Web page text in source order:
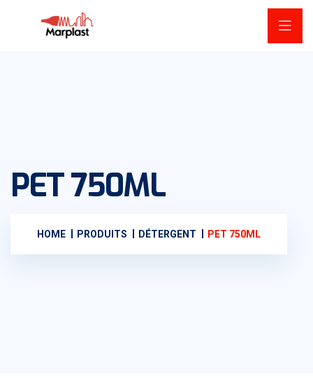
PET 750ML
HOME PRODUITS DÉTERGENT PET 750ML